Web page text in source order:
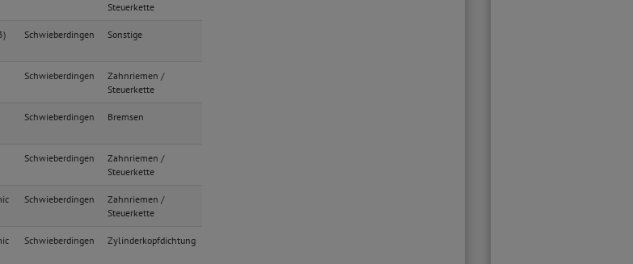
Steuerkette
Schwieberdingen Sonstige
Schwieberdingen
Zahnriemen /
Steuerkette
Schwieberdingen Bremsen
Schwieberdingen
Zahnriemen /
Steuerkette
Schwieberdingen
Zahnriemen /
Steuerkette
Schwieberdingen Zylinderkopfdichtung